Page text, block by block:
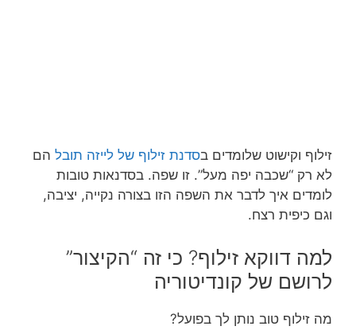
זילוף וקישוט שלומדים בסדנת זילוף של לייזה תובל הם
לא רק “שכבה יפה מעל”. זו שפה. בסדנאות טובות
לומדים איך לדבר את השפה הזו בצורה נקייה, יציבה,
וגם כיפית רצח.
למה דווקא זילוף? כי זה “הקיצור”
לרושם של קונדיטוריה
מה זילוף טוב נותן לך בפועל?